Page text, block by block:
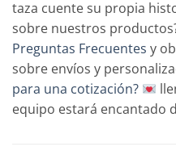
taza cuente su propia
sobre nuestros
Preguntas Frecuentes y
sobre envíos y
para una cotización?
equipo estará encantado